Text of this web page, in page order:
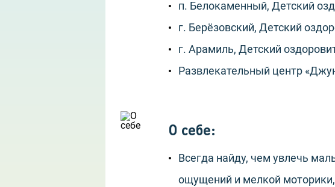
п. Белокаменный, Детский
г. Берёзовский, Детский
г. Арамиль, Детский
Развлекательный центр
О себе:
Всегда найду, чем увлечь
ощущений и мелкой